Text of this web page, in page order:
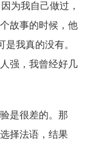
为我自己做过，
故事的时候，他
是我真的没有。
强，我曾经好几
是很差的。那
择法语，结果